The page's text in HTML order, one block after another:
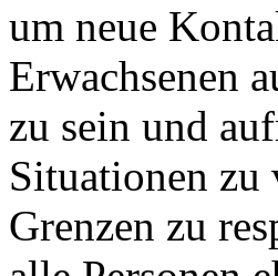
um neue
Erwachsenen
zu sein und
Situationen zu
Grenzen zu